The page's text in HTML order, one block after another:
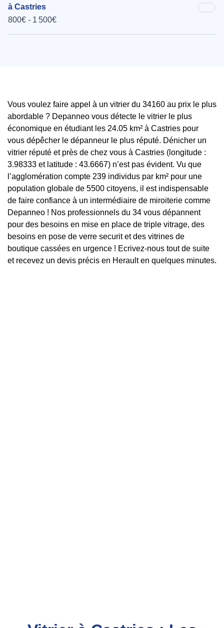
à Castries
800€ - 1 500€
Vous voulez faire appel à un vitrier du 34160 au prix le plus
abordable ? Depanneo vous détecte le vitrier le plus
économique en étudiant les 24.05 km² à Castries pour
vous dépêcher le dépanneur le plus réputé. Dénicher un
vitrier réputé et près de chez vous à Castries (longitude :
3.98333 et latitude : 43.6667) n’est pas évident. Vu que
l’agglomération compte 239 individus par km² pour une
population globale de 5500 citoyens, il est indispensable
de faire confiance à un intermédiaire de miroiterie comme
Depanneo ! Nos professionnels du 34 vous dépannent
pour des besoins en mise en place de triple vitrage, des
besoins en pose de verre securit et des vitrines de
boutique cassées en urgence ! Ecrivez-nous tout de suite
et recevez un devis précis en Herault en quelques minutes.